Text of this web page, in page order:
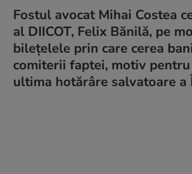
Fostul avocat Mihai Costea
al DIICOT, Felix Bănilă, pe
bilețelele prin care cerea
comiterii faptei, motiv
ultima hotărâre salvatoare a